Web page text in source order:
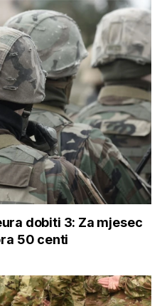
dobiti 3: Za mjesec
50 centi